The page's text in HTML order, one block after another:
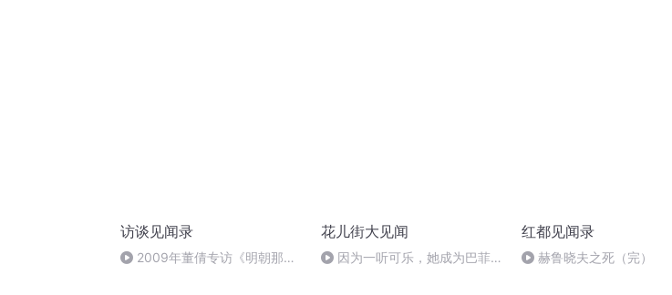
访谈见闻录
2009年董倩专访《明朝那些
花儿街大见闻
因为一听可乐，她成为巴菲特
红都见闻录
赫鲁晓夫之死（完）